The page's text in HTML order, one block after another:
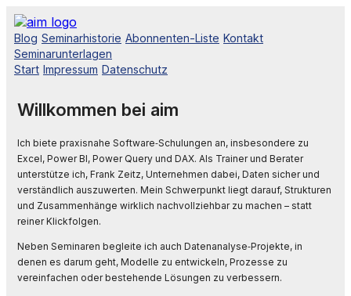
Blog Seminarhistorie Abonnenten-Liste Kontakt
Seminarunterlagen
Start Impressum Datenschutz
Willkommen bei aim
Ich biete praxisnahe Software‑Schulungen an, insbesondere zu
Excel, Power BI, Power Query und DAX. Als Trainer und Berater
unterstütze ich, Frank Zeitz, Unternehmen dabei, Daten sicher und
verständlich auszuwerten. Mein Schwerpunkt liegt darauf, Strukturen
und Zusammenhänge wirklich nachvollziehbar zu machen – statt
reiner Klickfolgen.
Neben Seminaren begleite ich auch Datenanalyse‑Projekte, in
denen es darum geht, Modelle zu entwickeln, Prozesse zu
vereinfachen oder bestehende Lösungen zu verbessern.